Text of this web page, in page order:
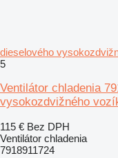
dieselového
5
Ventilátor chladenia
vysokozdvižného
115 € Bez DPH
Ventilátor chladenia
7918911724